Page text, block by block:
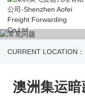
CURRENT LOCATION：
澳洲集运